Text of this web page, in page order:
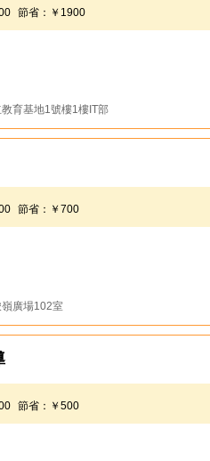
節省： ￥1900
育基地1號樓1樓IT部
節省： ￥700
廣場102室
節省： ￥500